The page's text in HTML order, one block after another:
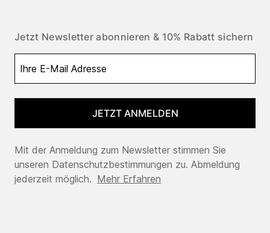
Jetzt Newsletter abonnieren & 10% Rabatt sichern
JETZT ANMELDEN
Mit der Anmeldung zum Newsletter stimmen Sie
unseren Datenschutzbestimmungen zu. Abmeldung
jederzeit möglich. Mehr Erfahren